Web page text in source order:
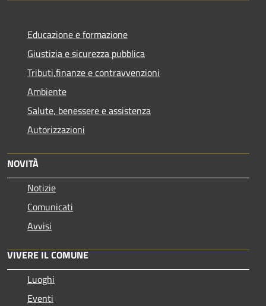
Educazione e formazione
Giustizia e sicurezza pubblica
Tributi,finanze e contravvenzioni
Ambiente
Salute, benessere e assistenza
Autorizzazioni
NOVITÀ
Notizie
Comunicati
Avvisi
VIVERE IL COMUNE
Luoghi
Eventi